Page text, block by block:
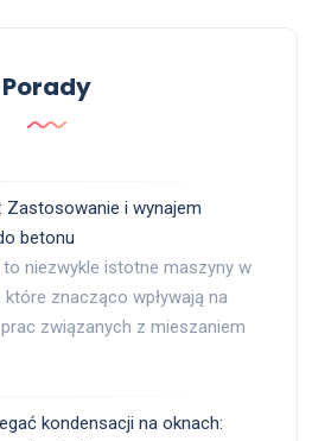
Porady
Zastosowanie i wynajem
betonu
niezwykle istotne maszyny w
znacząco wpływają na
związanych z mieszaniem
kondensacji na oknach: